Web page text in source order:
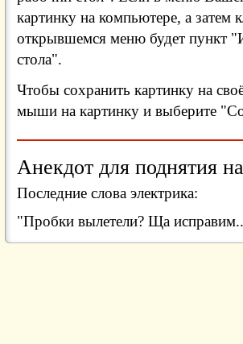
картинку на компьютере, а затем
открывшемся меню будет пункт
стола".
Чтобы сохранить картинку на
мыши на картинку и выберите
Анекдот для поднятия
Последние слова электрика:
"Пробки вылетели? Ща